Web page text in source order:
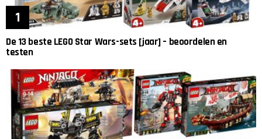
De 13 beste LEGO Star Wars-sets [jaar] – beoordelen en
testen